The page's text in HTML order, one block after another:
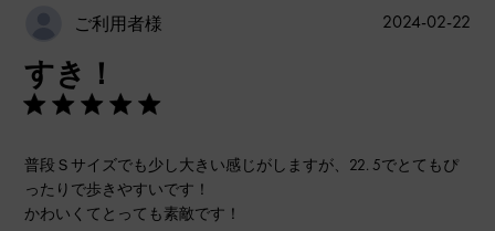
ご利用者様
すき！
普段Ｓサイズでも少し大きい感じがしますが、22. 5でとてもぴ
ったりで歩きやすいです！
かわいくてとっても素敵です！
公
2024-02-22